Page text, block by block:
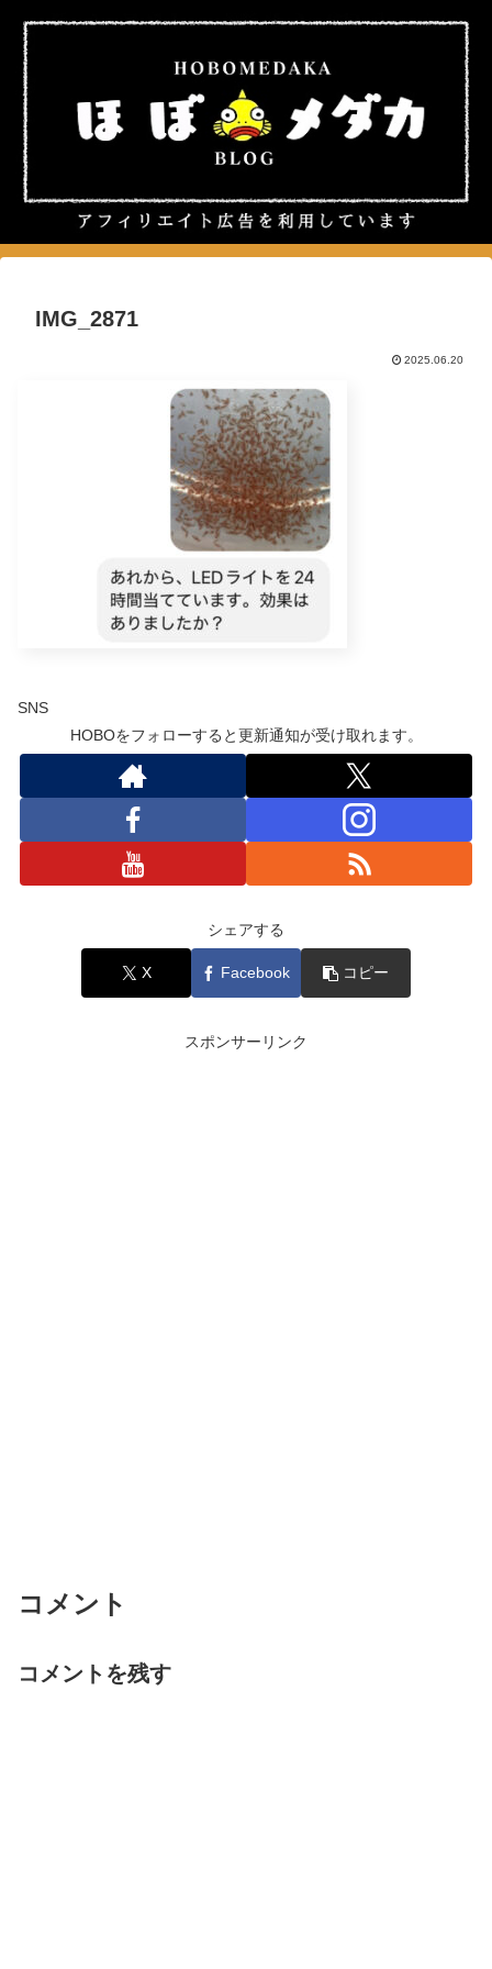
IMG_2871
2025.06.20
SNS
HOBOをフォローすると更新通知が受け取れます。
シェアする
X Facebook コピー
スポンサーリンク
コメント
コメントを残す